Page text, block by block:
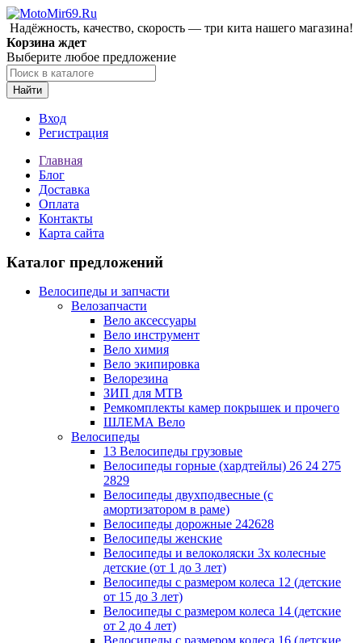
Надёжность, качество, скорость — три кита нашего магазина!
Корзина ждет
Выберите любое предложение
Найти
Вход
Регистрация
Главная
Блог
Доставка
Оплата
Контакты
Карта сайта
Каталог предложений
Велосипеды и запчасти
Велозапчасти
Вело аксессуары
Вело инструмент
Вело химия
Вело экипировка
Велорезина
ЗИП для MTB
Ремкомплекты камер покрышек и прочего
ШЛЕМА Вело
Велосипеды
13 Велосипеды грузовые
Велосипеды горные (хардтейлы) 26 24 275
2829
Велосипеды двухподвесные (с
амортизатором в раме)
Велосипеды дорожные 242628
Велосипеды женские
Велосипеды и велоколяски 3х колесные
детские (от 1 до 3 лет)
Велосипеды с размером колеса 12 (детские
от 15 до 3 лет)
Велосипеды с размером колеса 14 (детские
от 2 до 4 лет)
Велосипеды с размером колеса 16 (детские